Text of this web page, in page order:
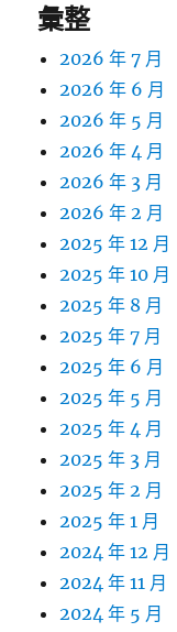
彙整
2026 年 7 月
2026 年 6 月
2026 年 5 月
2026 年 4 月
2026 年 3 月
2026 年 2 月
2025 年 12 月
2025 年 10 月
2025 年 8 月
2025 年 7 月
2025 年 6 月
2025 年 5 月
2025 年 4 月
2025 年 3 月
2025 年 2 月
2025 年 1 月
2024 年 12 月
2024 年 11 月
2024 年 5 月